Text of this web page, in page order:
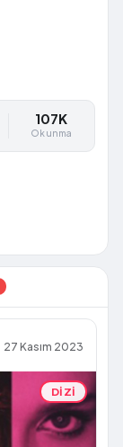
107K
Okunma
27 Kasım 2023
DIZI